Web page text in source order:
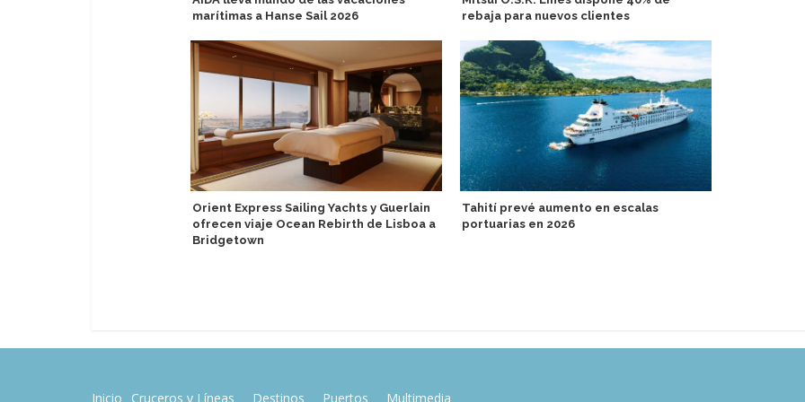
marítimas a Hanse Sail 2026
Orient Express Sailing Yachts y Guerlain
ofrecen viaje Ocean Rebirth de Lisboa a
Bridgetown
rebaja para nuevos clientes
Tahití prevé aumento en escalas
portuarias en 2026
Inicio Cruceros y Líneas Destinos Puertos Multimedia